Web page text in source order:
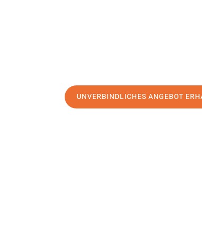
UNVERBINDLICHES ANGEBOT